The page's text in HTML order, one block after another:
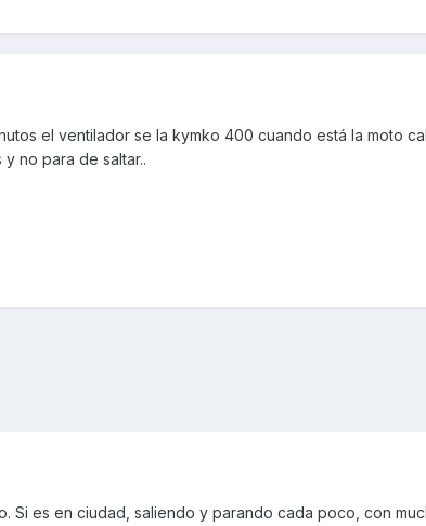
el ventilador se la kymko 400 cuando está la moto
no para de saltar..
Si es en ciudad, saliendo y parando cada poco, con